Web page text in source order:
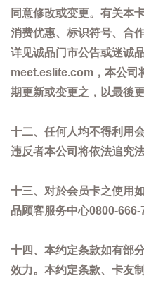
同意修改或变更。有关本
消费优惠、标识符号、合
详见诚品门市公告或迷诚
meet.eslite.com，本公司
期更新或变更之，以最後
十二、任何人均不得利用
违反者本公司将依法追究法
十三、对於会员卡之使用
品顾客服务中心0800-666-
十四、本约定条款如有部
效力。本约定条款、卡友